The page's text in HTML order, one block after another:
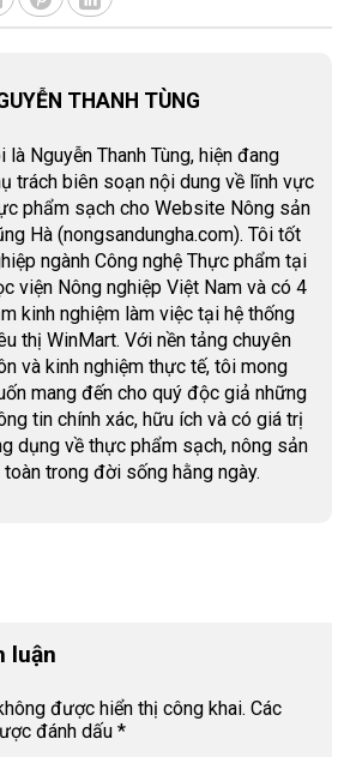
THANH TÙNG
là Nguyễn Thanh Tùng, hiện đang
trách biên soạn nội dung về lĩnh vực
phẩm sạch cho Website Nông sản
Hà (nongsandungha.com). Tôi tốt
ngành Công nghệ Thực phẩm tại
viện Nông nghiệp Việt Nam và có 4
kinh nghiệm làm việc tại hệ thống
thị WinMart. Với nền tảng chuyên
và kinh nghiệm thực tế, tôi mong
mang đến cho quý độc giả những
tin chính xác, hữu ích và có giá trị
dụng về thực phẩm sạch, nông sản
toàn trong đời sống hằng ngày.
luận
được hiển thị công khai. Các
đánh dấu *